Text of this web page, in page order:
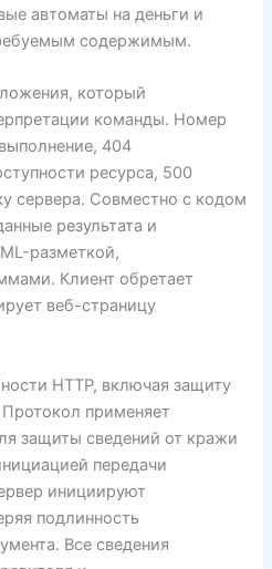
автоматы на деньги и
содержимым.
который
команды. Номер
404
ресурса, 500
сервера. Совместно с кодом
результата и
разметкой,
Клиент обретает
веб-страницу
HTTP, включая защиту
применяет
защиты сведений от кражи
передачи
инициируют
подлинность
Все сведения